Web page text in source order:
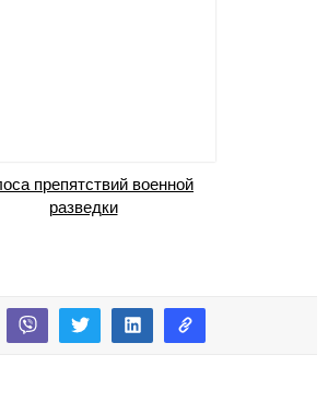
препятствий военной
разведки